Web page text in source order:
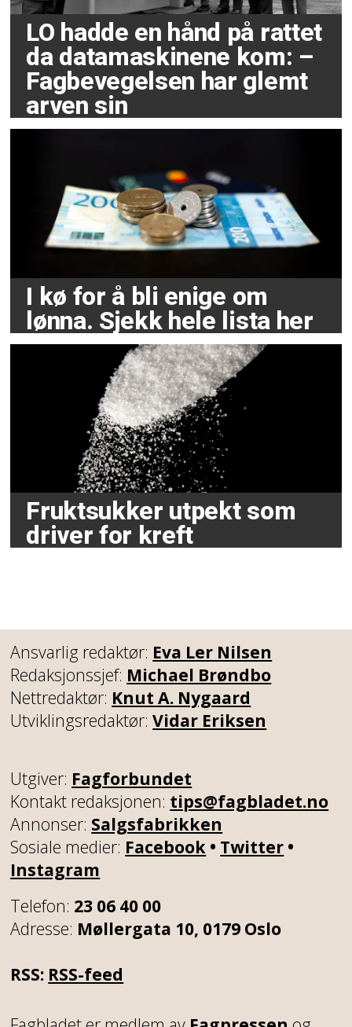
LO hadde en hånd på rattet
da datamaskinene kom: –
Fagbevegelsen har glemt
arven sin
I kø for å bli enige om
lønna. Sjekk hele lista her
Fruktsukker utpekt som
driver for kreft
Ansvarlig redaktør: Eva Ler Nilsen
Redaksjonssjef: Michael Brøndbo
Nettredaktør: Knut A. Nygaard
Utviklingsredaktør:Vidar Eriksen
Utgiver: Fagforbundet
Kontakt redaksjonen: tips@fagbladet.no
Annonser: Salgsfabrikken
Sosiale medier: Facebook • Twitter •
Instagram
Telefon: 23 06 40 00
Adresse: Møllergata 10, 0179 Oslo
RSS: RSS-feed